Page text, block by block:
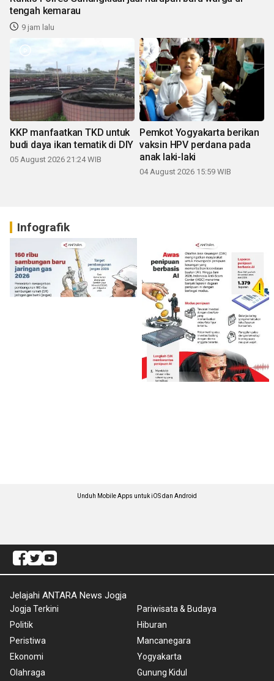
tengah kemarau
9 jam lalu
KKP manfaatkan TKD untuk
budi daya ikan tematik di DIY
05 August 2026 21:24 WIB
Pemkot Yogyakarta berikan
vaksin HPV perdana pada
anak laki-laki
04 August 2026 15:59 WIB
Infografik
Unduh Mobile Apps untuk iOS dan Android
Jelajahi ANTARA News Jogja
Jogja Terkini
Politik
Peristiwa
Ekonomi
Olahraga
Pariwisata & Budaya
Hiburan
Mancanegara
Yogyakarta
Gunung Kidul